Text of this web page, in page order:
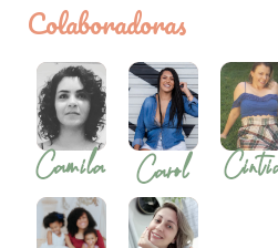
Colaboradoras